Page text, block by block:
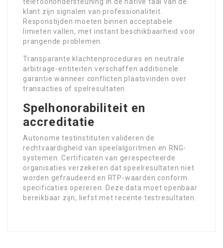
klant zijn signalen van professionaliteit.
Responstijden moeten binnen acceptabele
limieten vallen, met instant beschikbaarheid voor
prangende problemen.
Transparante klachtenprocedures en neutrale
arbitrage-entiteiten verschaffen additionele
garantie wanneer conflicten plaatsvinden over
transacties of spelresultaten.
Spelhonorabiliteit en
accreditatie
Autonome testinstituten valideren de
rechtvaardigheid van speelalgoritmen en RNG-
systemen. Certificaten van gerespecteerde
organisaties verzekeren dat speelresultaten niet
worden gefraudeerd en RTP-waarden conform
specificaties opereren. Deze data moet openbaar
bereikbaar zijn, liefst met recente testresultaten.